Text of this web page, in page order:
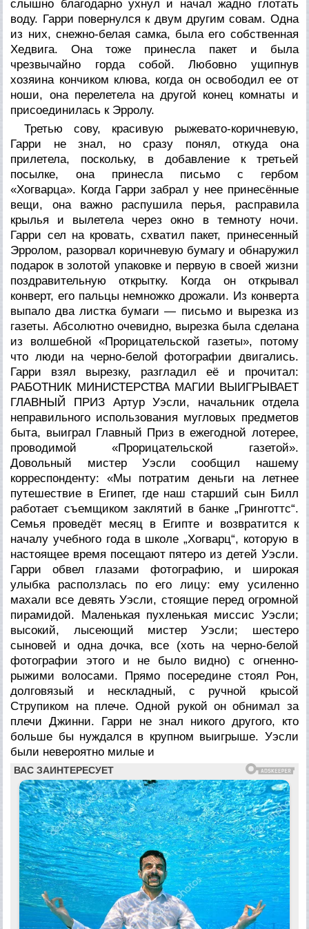
слышно благодарно ухнул и начал жадно глотать
воду. Гарри повернулся к двум другим совам. Одна
из них, снежно-белая самка, была его собственная
Хедвига. Она тоже принесла пакет и была
чрезвычайно горда собой. Любовно ущипнув
хозяина кончиком клюва, когда он освободил ее от
ноши, она перелетела на другой конец комнаты и
присоединилась к Эрролу.
Третью сову, красивую рыжевато-коричневую,
Гарри не знал, но сразу понял, откуда она
прилетела, поскольку, в добавление к третьей
посылке, она принесла письмо с гербом
«Хогварца». Когда Гарри забрал у нее принесённые
вещи, она важно распушила перья, расправила
крылья и вылетела через окно в темноту ночи.
Гарри сел на кровать, схватил пакет, принесенный
Эрролом, разорвал коричневую бумагу и обнаружил
подарок в золотой упаковке и первую в своей жизни
поздравительную открытку. Когда он открывал
конверт, его пальцы немножко дрожали. Из конверта
выпало два листка бумаги — письмо и вырезка из
газеты. Абсолютно очевидно, вырезка была сделана
из волшебной «Прорицательской газеты», потому
что люди на черно-белой фотографии двигались.
Гарри взял вырезку, разгладил её и прочитал:
РАБОТНИК МИНИСТЕРСТВА МАГИИ ВЫИГРЫВАЕТ
ГЛАВНЫЙ ПРИЗ Артур Уэсли, начальник отдела
неправильного использования мугловых предметов
быта, выиграл Главный Приз в ежегодной лотерее,
проводимой «Прорицательской газетой».
Довольный мистер Уэсли сообщил нашему
корреспонденту: «Мы потратим деньги на летнее
путешествие в Египет, где наш старший сын Билл
работает съемщиком заклятий в банке „Гринготтс“.
Семья проведёт месяц в Египте и возвратится к
началу учебного года в школе „Хогварц“, которую в
настоящее время посещают пятеро из детей Уэсли.
Гарри обвел глазами фотографию, и широкая
улыбка расползлась по его лицу: ему усиленно
махали все девять Уэсли, стоящие перед огромной
пирамидой. Маленькая пухленькая миссис Уэсли;
высокий, лысеющий мистер Уэсли; шестеро
сыновей и одна дочка, все (хоть на черно-белой
фотографии этого и не было видно) с огненно-
рыжими волосами. Прямо посередине стоял Рон,
долговязый и нескладный, с ручной крысой
Струпиком на плече. Одной рукой он обнимал за
плечи Джинни. Гарри не знал никого другого, кто
больше бы нуждался в крупном выигрыше. Уэсли
были невероятно милые и